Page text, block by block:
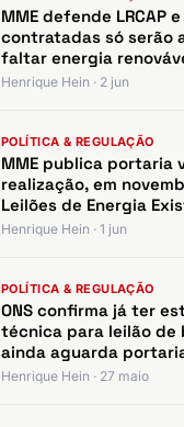
MME defende LRCAP
contratadas só serão
faltar energia
Henrique Hein · 2 jun
POLÍTICA & REGULAÇÃO
MME publica portaria
realização, em
Leilões de Energia
Henrique Hein · 1 jun
POLÍTICA & REGULAÇÃO
ONS confirma já ter
técnica para leilão de
ainda aguarda
Henrique Hein · 27 maio